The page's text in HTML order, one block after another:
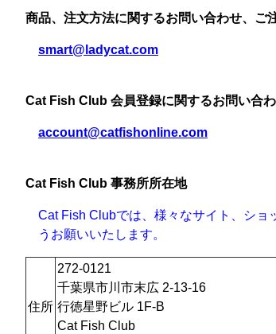
商品、注文方法に関するお問い合わせ、ご
smart@ladycat.com
Cat Fish Club 会員登録に関するお問い合
account@catfishonline.com
Cat Fish Club 事務所所在地
Cat Fish Clubでは、様々なサイト、ショ
うお願いいたします。
住所
272-0121
千葉県市川市末広 2-13-16
行徳星野ビル 1F-B
Cat Fish Club